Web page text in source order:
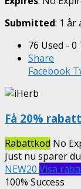
Submitted: 1 år
76 Used - 0
Share
Facebook
Få 20% rabatt
Rabattkod No
Just nu sparer
NEW20 Visa
100% Success